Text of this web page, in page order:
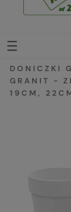
DONICZKI
GRANIT -
19CM,